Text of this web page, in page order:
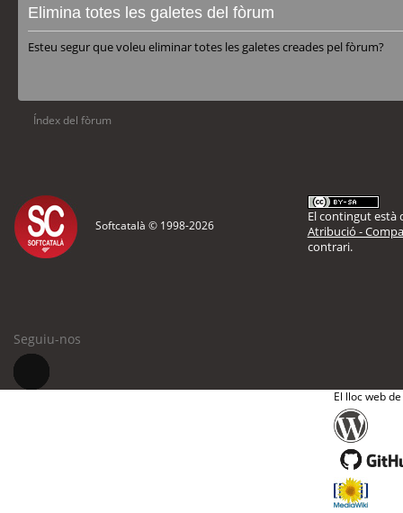
Elimina totes les galetes del fòrum
Esteu segur que voleu eliminar totes les galetes creades pel fòrum?
Índex del fòrum
Softcatalà © 1998-2026
El contingut està
Atribució -
contrari.
Seguiu-nos
El lloc web